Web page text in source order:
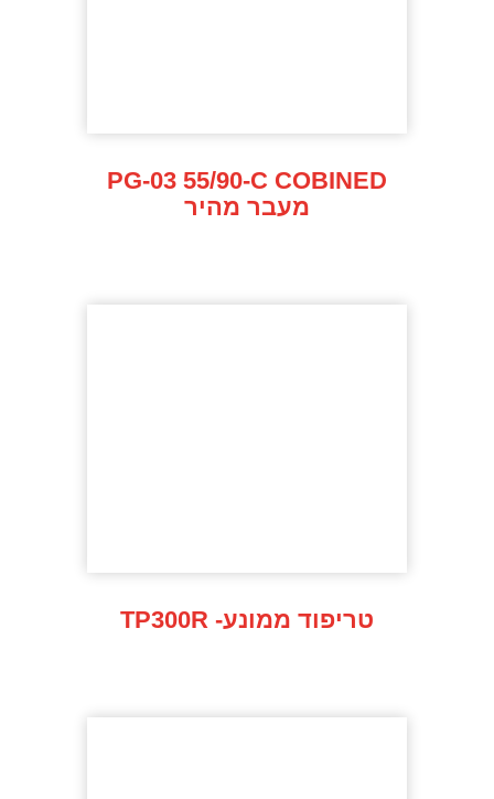
PG-03 55/90-C COBINED
מעבר מהיר
TP300R -טריפוד ממונע